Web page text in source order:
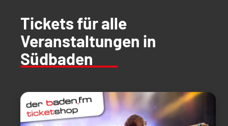
Tickets für alle
Veranstaltungen in
Südbaden